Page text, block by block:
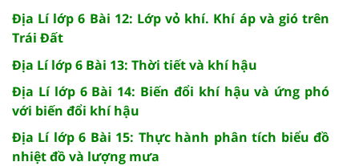
Địa Lí lớp 6 Bài 12: Lớp vỏ khí. Khí áp và gió trên
Trái Đất
Địa Lí lớp 6 Bài 13: Thời tiết và khí hậu
Địa Lí lớp 6 Bài 14: Biến đổi khí hậu và ứng phó
với biến đổi khí hậu
Địa Lí lớp 6 Bài 15: Thực hành phân tích biểu đồ
nhiệt đồ và lượng mưa